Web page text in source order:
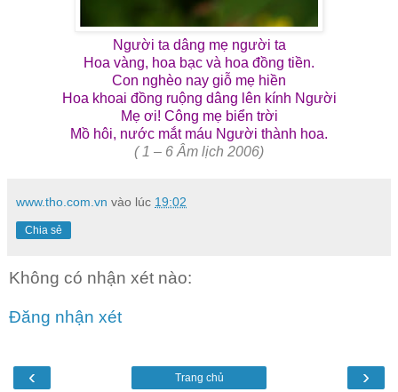
Người ta dâng mẹ người ta
Hoa vàng, hoa bạc và hoa đồng tiền.
Con nghèo nay giỗ mẹ hiền
Hoa khoai đồng ruộng dâng lên kính Người
Mẹ ơi! Công mẹ biển trời
Mồ hôi, nước mắt máu Người thành hoa.
( 1 – 6 Âm lịch 2006)
www.tho.com.vn vào lúc 19:02
Chia sẻ
Không có nhận xét nào:
Đăng nhận xét
‹ ›
Trang chủ